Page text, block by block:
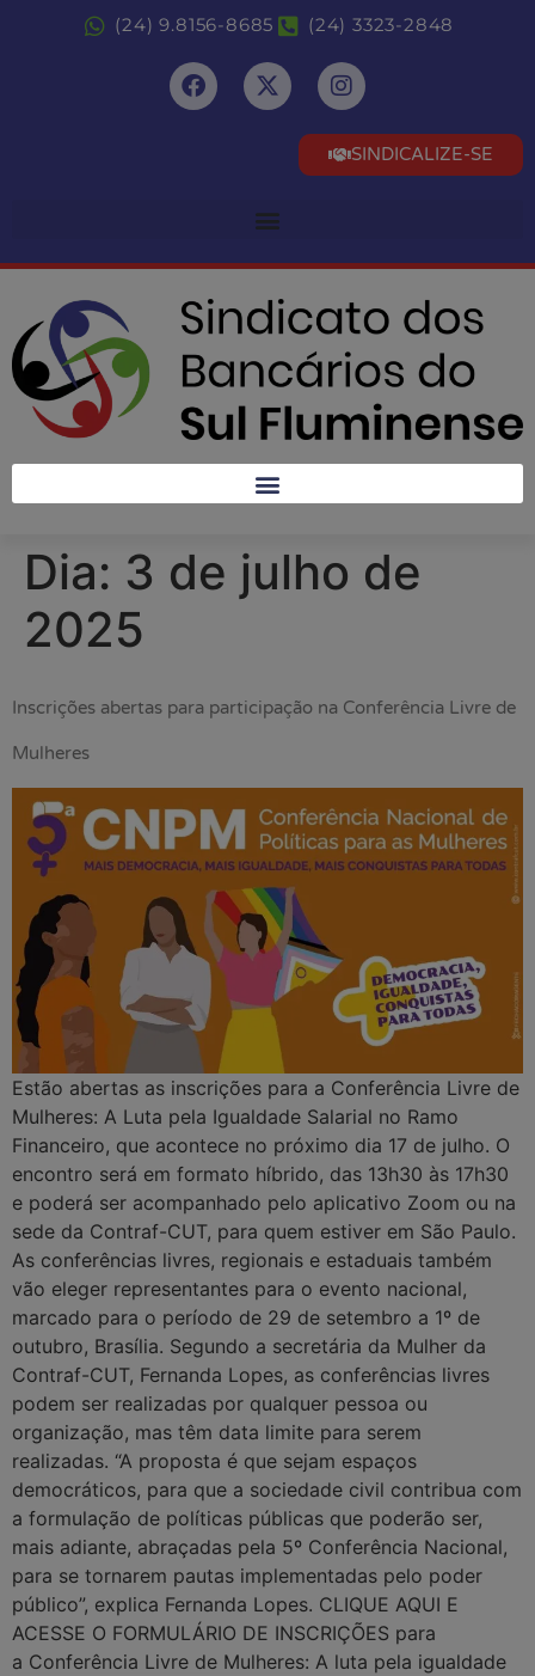
(24) 9.8156-8685 (24) 3323-2848
SINDICALIZE-SE
Dia: 3 de julho de
2025
Inscrições abertas para participação na Conferência Livre de
Mulheres
Estão abertas as inscrições para a Conferência Livre de
Mulheres: A Luta pela Igualdade Salarial no Ramo
Financeiro, que acontece no próximo dia 17 de julho. O
encontro será em formato híbrido, das 13h30 às 17h30
e poderá ser acompanhado pelo aplicativo Zoom ou na
sede da Contraf-CUT, para quem estiver em São Paulo.
As conferências livres, regionais e estaduais também
vão eleger representantes para o evento nacional,
marcado para o período de 29 de setembro a 1º de
outubro, Brasília. Segundo a secretária da Mulher da
Contraf-CUT, Fernanda Lopes, as conferências livres
podem ser realizadas por qualquer pessoa ou
organização, mas têm data limite para serem
realizadas. “A proposta é que sejam espaços
democráticos, para que a sociedade civil contribua com
a formulação de políticas públicas que poderão ser,
mais adiante, abraçadas pela 5º Conferência Nacional,
para se tornarem pautas implementadas pelo poder
público”, explica Fernanda Lopes. CLIQUE AQUI E
ACESSE O FORMULÁRIO DE INSCRIÇÕES para
a Conferência Livre de Mulheres: A luta pela igualdade